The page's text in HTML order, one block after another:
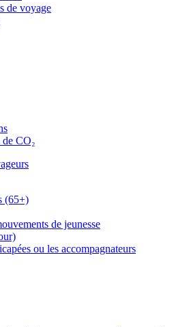
de voyage
CO₂
(65+)
de jeunesse
ou les accompagnateurs